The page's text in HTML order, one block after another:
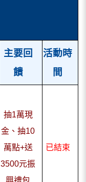
主要回
饋
活動時
間
抽1萬現
金、抽10
萬點+送
3500元振
興禮包
已結束